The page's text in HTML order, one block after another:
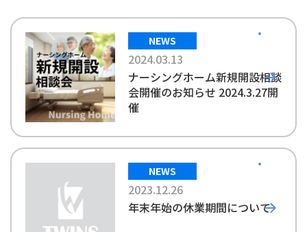
NEWS
2024.03.13
ナーシングホーム新規開設相談
会開催のお知らせ 2024.3.27開
催
NEWS
2023.12.26
年末年始の休業期間について